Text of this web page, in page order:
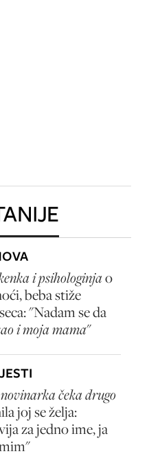
i psihologinjao
beba stiže
"Nadam se da
i moja mama"
čeka drugo
joj se želja:
za jedno ime, ja